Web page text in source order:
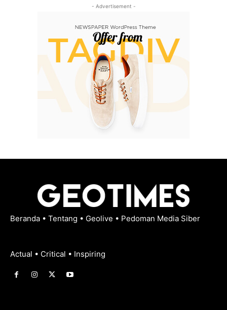
- Advertisement -
Beranda • Tentang • Geolive • Pedoman Media Siber
Actual • Critical • Inspiring